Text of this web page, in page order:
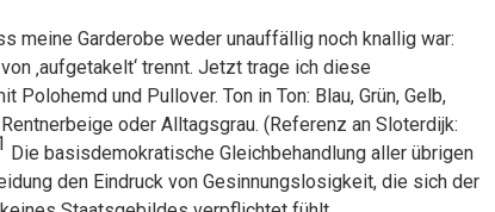
meine Garderobe weder unauffällig noch knallig war:
‚aufgetakelt‘ trennt. Jetzt trage ich diese
und Pullover. Ton in Ton: Blau, Grün, Gelb,
oder Alltagsgrau. (Referenz an Sloterdijk:
Die basisdemokratische Gleichbehandlung aller übrigen
den Eindruck von Gesinnungslosigkeit, die sich der